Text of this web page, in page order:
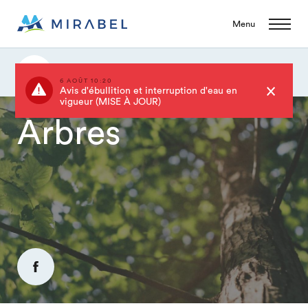
Menu
6 AOÛT 10:20
Avis d'ébullition et interruption d'eau en
vigueur (MISE À JOUR)
Arbres